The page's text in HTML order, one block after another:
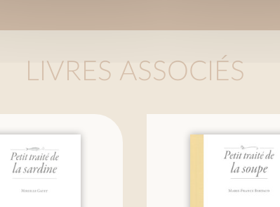
LIVRES ASSOCIÉS